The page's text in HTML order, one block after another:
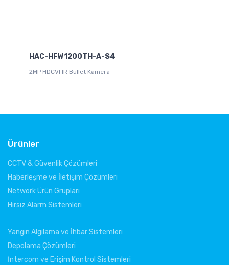
HAC-HFW1200TH-A-S4
2MP HDCVI IR Bullet Kamera
Ürünler
CCTV & Güvenlik Çözümleri
Haberleşme ve İletişim Çözümleri
Network Ürün Grupları
Hırsız Alarm Sistemleri
Yangın Algılama ve İhbar Sistemleri
Depolama Çözümleri
İntercom ve Erişim Kontrol Sistemleri